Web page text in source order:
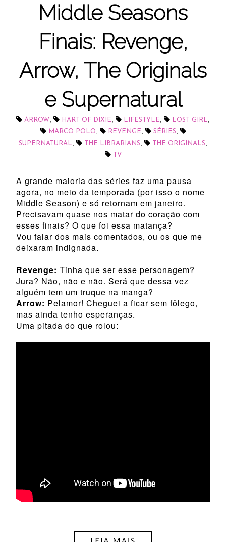
Middle Seasons
Finais: Revenge,
Arrow, The Originals
e Supernatural
ARROW, HART OF DIXIE, LIFESTYLE, LOST GIRL,
MARCO POLO, REVENGE, SÉRIES,
SUPERNATURAL, THE LIBRARIANS, THE ORIGINALS,
TV
A grande maioria das séries faz uma pausa
agora, no meio da temporada (por isso o nome
Middle Season) e só retornam em janeiro.
Precisavam quase nos matar do coração com
esses finais? O que foi essa matança?
Vou falar dos mais comentados, ou os que me
deixaram indignada.
Revenge: Tinha que ser esse personagem?
Jura? Não, não e não. Será que dessa vez
alguém tem um truque na manga?
Arrow: Pelamor! Cheguei a ficar sem fôlego,
mas ainda tenho esperanças.
Uma pitada do que rolou: